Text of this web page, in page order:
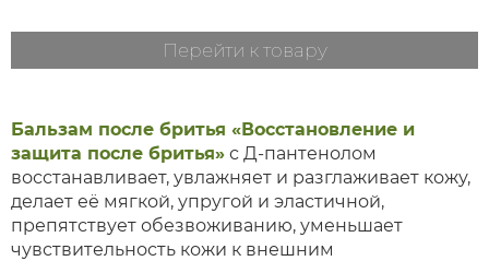
Перейти к товару
Бальзам после бритья «Восстановление и
защита после бритья» с Д-пантенолом
восстанавливает, увлажняет и разглаживает кожу,
делает её мягкой, упругой и эластичной,
препятствует обезвоживанию, уменьшает
чувствительность кожи к внешним